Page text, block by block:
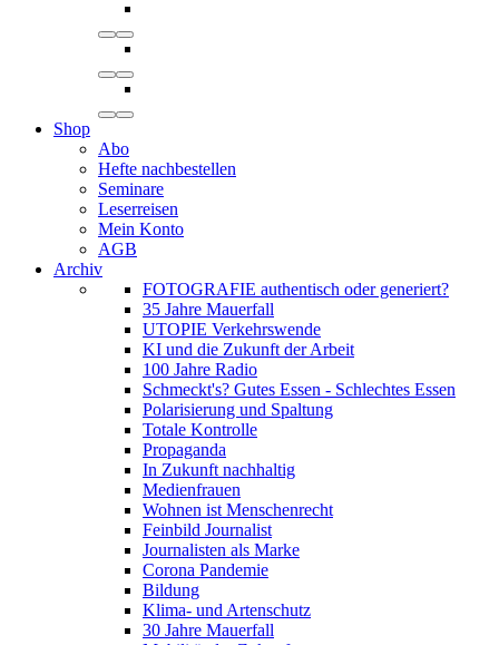
Shop
Abo
Hefte nachbestellen
Seminare
Leserreisen
Mein Konto
AGB
Archiv
FOTOGRAFIE authentisch oder generiert?
35 Jahre Mauerfall
UTOPIE Verkehrswende
KI und die Zukunft der Arbeit
100 Jahre Radio
Schmeckt's? Gutes Essen - Schlechtes Essen
Polarisierung und Spaltung
Totale Kontrolle
Propaganda
In Zukunft nachhaltig
Medienfrauen
Wohnen ist Menschenrecht
Feinbild Journalist
Journalisten als Marke
Corona Pandemie
Bildung
Klima- und Artenschutz
30 Jahre Mauerfall